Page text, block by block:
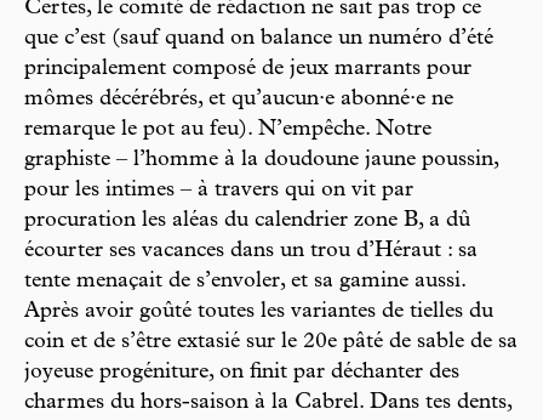
Certes, le comité de rédaction ne sait pas trop ce
que c’est (sauf quand on balance un numéro d’été
principalement composé de jeux marrants pour
mômes décérébrés, et qu’aucun·e abonné·e ne
remarque le pot au feu). N’empêche. Notre
graphiste – l’homme à la doudoune jaune poussin,
pour les intimes – à travers qui on vit par
procuration les aléas du calendrier zone B, a dû
écourter ses vacances dans un trou d’Héraut : sa
tente menaçait de s’envoler, et sa gamine aussi.
Après avoir goûté toutes les variantes de tielles du
coin et de s’être extasié sur le 20e pâté de sable de sa
joyeuse progéniture, on finit par déchanter des
charmes du hors-saison à la Cabrel. Dans tes dents,